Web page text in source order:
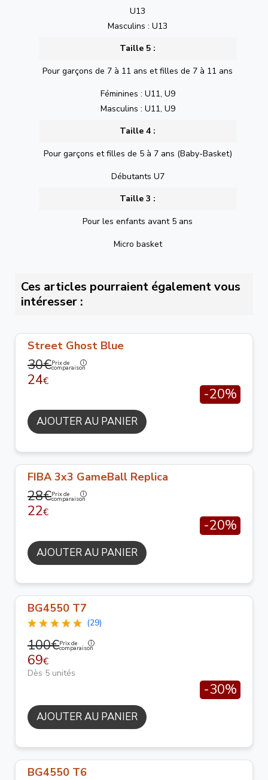
U13
Masculins : U13
Taille 5 :
Pour garçons de 7 à 11 ans et filles de 7 à 11 ans
Féminines : U11, U9
Masculins : U11, U9
Taille 4 :
Pour garçons et filles de 5 à 7 ans (Baby-Basket)
Débutants U7
Taille 3 :
Pour les enfants avant 5 ans
Micro basket
Ces articles pourraient également vous
intéresser :
Street Ghost Blue
30€Prix de
comparaison
24€
-20%
AJOUTER AU PANIER
FIBA 3x3 GameBall Replica
28€Prix de
comparaison
22€
-20%
AJOUTER AU PANIER
BG4550 T7
(29)
100€Prix de
comparaison
69€
Dès 5 unités
-30%
AJOUTER AU PANIER
BG4550 T6